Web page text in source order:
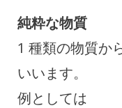
純粋な物質
1 種類の物質か
いいます。
例としては